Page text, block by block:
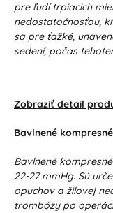
pre ľudí trpiacich
nedostatočnosťou,
sa pre ťažké,
sedení, počas
Zobraziť detail
Bavlnené
Bavlnené
22-27 mmHg. Sú
opuchov a žilovej
trombózy po